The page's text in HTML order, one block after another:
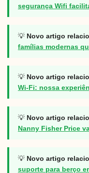
segurança Wifi
💡 Novo artigo
famílias modernas
💡 Novo artigo
Wi-Fi: nossa
💡 Novo artigo
Nanny Fisher Price
💡 Novo artigo
suporte para berço